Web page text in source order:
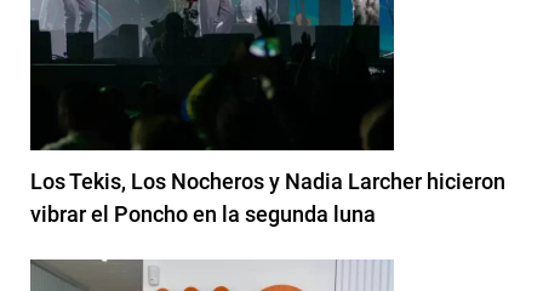
Los Tekis, Los Nocheros y Nadia Larcher hicieron
vibrar el Poncho en la segunda luna